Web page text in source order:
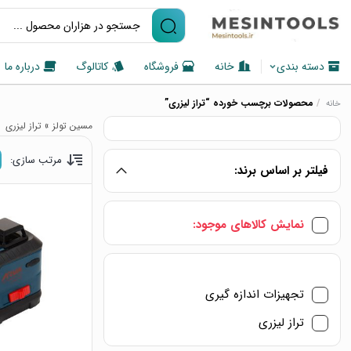
دسته بندی خانه فروشگاه کاتالوگ درباره ما
خانه / محصولات برچسب خورده “تراز لیزری”
فیلتر بر اساس برند:
نمایش کالاهای موجود:
تجهیزات اندازه گیری
تراز لیزری
مسین تولز » تراز لیزری
مرتب سازی: